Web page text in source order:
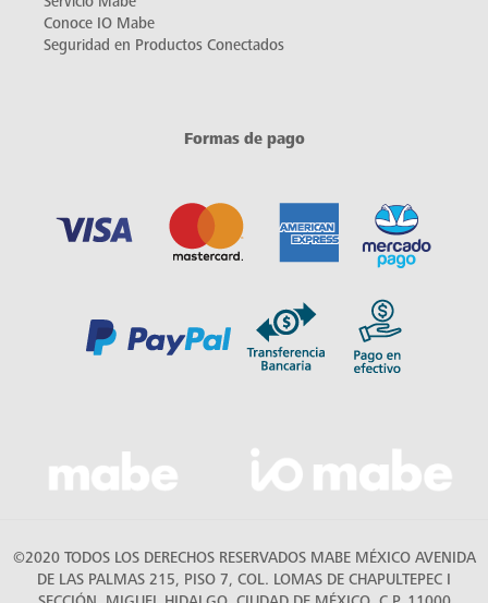
Conoce IO Mabe
Seguridad en Productos Conectados
Formas de pago
©2020 TODOS LOS DERECHOS RESERVADOS MABE MÉXICO AVENIDA
DE LAS PALMAS 215, PISO 7, COL. LOMAS DE CHAPULTEPEC I